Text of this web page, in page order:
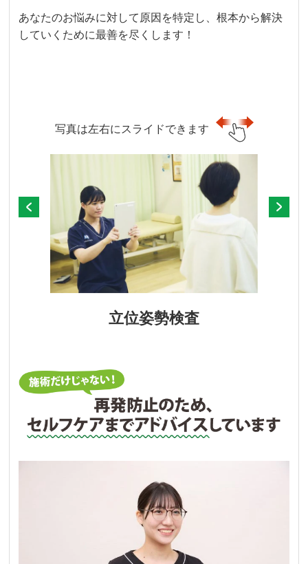
あなたのお悩みに対して原因を特定し、根本から解決
していくために最善を尽くします！
写真は左右にスライドできます
立位姿勢検査